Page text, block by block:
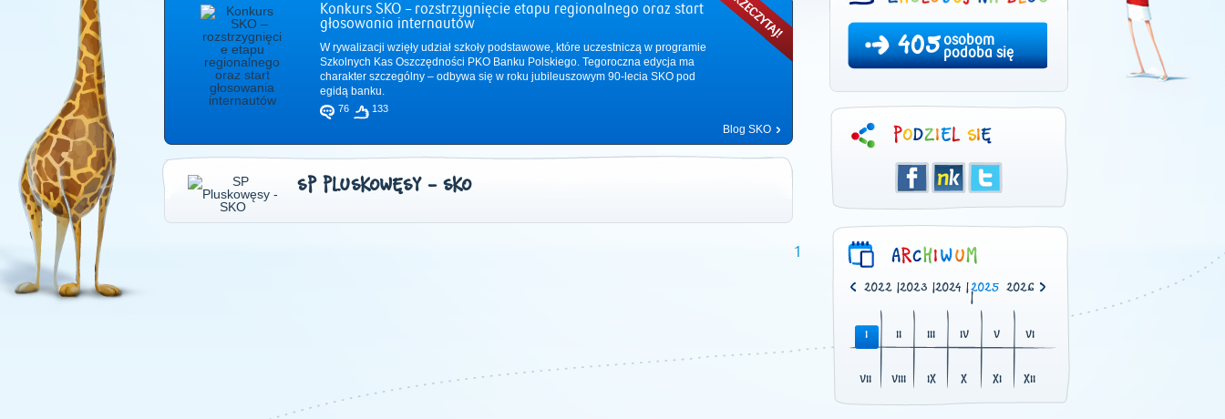
Konkurs SKO – rozstrzygnięcie etapu regionalnego oraz start
głosowania internautów
W rywalizacji wzięły udział szkoły podstawowe, które uczestniczą w programie
Szkolnych Kas Oszczędności PKO Banku Polskiego. Tegoroczna edycja ma
charakter szczególny – odbywa się w roku jubileuszowym 90-lecia SKO pod
egidą banku.
76 133
Blog SKO
SP PLUSKOWĘSY - SKO
1
405osobom
podoba się
2021| 2022|2023 |2024 |2025
|
2026
I II III IV V VI
VII VIII IX X XI XII